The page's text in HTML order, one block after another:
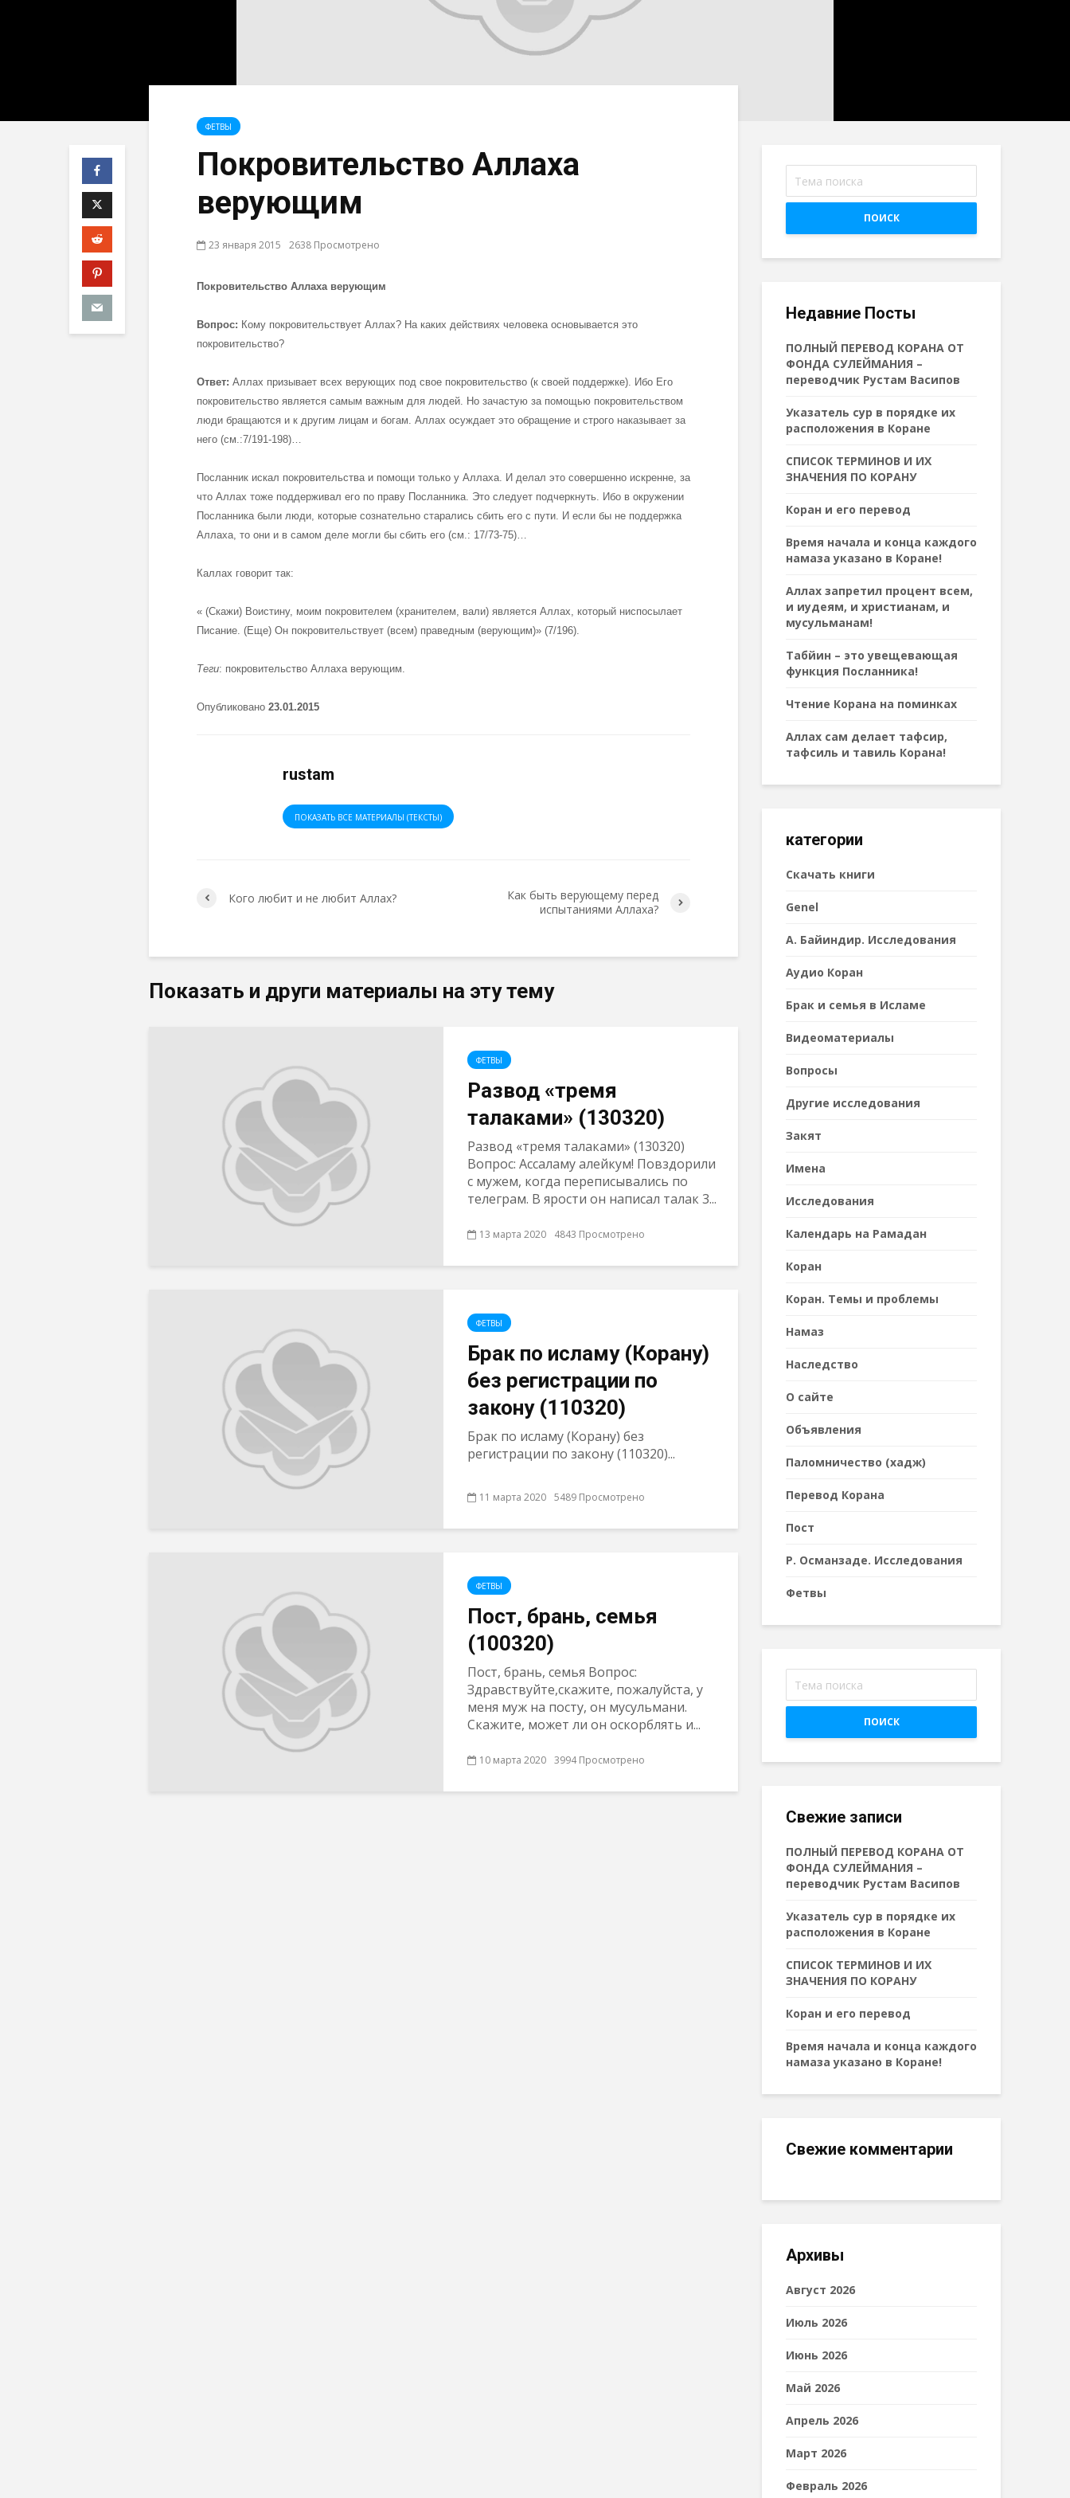
ФЕТВЫ
Покровительство Аллаха
верующим
23 января 2015 2638 Просмотрено
Покровительство Аллаха верующим
Вопрос: Кому покровительствует Аллах? На каких действиях человека основывается это
покровительство?
Ответ: Аллах призывает всех верующих под свое покровительство (к своей поддержке). Ибо Его
покровительство является самым важным для людей. Но зачастую за помощью покровительством
люди бращаются и к другим лицам и богам. Аллах осуждает это обращение и строго наказывает за
него (см.:7/191-198)…
Посланник искал покровительства и помощи только у Аллаха. И делал это совершенно искренне, за
что Аллах тоже поддерживал его по праву Посланника. Это следует подчеркнуть. Ибо в окружении
Посланника были люди, которые сознательно старались сбить его с пути. И если бы не поддержка
Аллаха, то они и в самом деле могли бы сбить его (см.: 17/73-75)…
Каллах говорит так:
« (Скажи) Воистину, моим покровителем (хранителем, вали) является Аллах, который ниспосылает
Писание. (Еще) Он покровительствует (всем) праведным (верующим)» (7/196).
Теги: покровительство Аллаха верующим.
Опубликовано 23.01.2015
rustam
ПОКАЗАТЬ ВСЕ МАТЕРИАЛЫ (ТЕКСТЫ)
Кого любит и не любит Аллах?
Как быть верующему перед
испытаниями Аллаха?
Показать и други материалы на эту тему
ФЕТВЫ
Развод «тремя
талаками» (130320)
Развод «тремя талаками» (130320)
Вопрос: Ассаламу алейкум! Повздорили
с мужем, когда переписывались по
телеграм. В ярости он написал талак 3...
13 марта 2020 4843 Просмотрено
ФЕТВЫ
Брак по исламу (Корану)
без регистрации по
закону (110320)
Брак по исламу (Корану) без
регистрации по закону (110320)...
11 марта 2020 5489 Просмотрено
ФЕТВЫ
Пост, брань, семья
(100320)
Пост, брань, семья Вопрос:
Здравствуйте,скажите, пожалуйста, у
меня муж на посту, он мусульмани.
Скажите, может ли он оскорблять и...
10 марта 2020 3994 Просмотрено
ПОИСК
Недавние Посты
ПОЛНЫЙ ПЕРЕВОД КОРАНА ОТ
ФОНДА СУЛЕЙМАНИЯ –
переводчик Рустам Васипов
Указатель сур в порядке их
расположения в Коране
СПИСОК ТЕРМИНОВ И ИХ
ЗНАЧЕНИЯ ПО КОРАНУ
Коран и его перевод
Время начала и конца каждого
намаза указано в Коране!
Аллах запретил процент всем,
и иудеям, и христианам, и
мусульманам!
Табйин – это увещевающая
функция Посланника!
Чтение Корана на поминках
Аллах сам делает тафсир,
тафсиль и тавиль Корана!
категории
Cкачать книги
Genel
А. Байиндир. Исследования
Аудио Коран
Брак и семья в Исламе
Видеоматериалы
Вопросы
Другие исследования
Закят
Имена
Исследования
Календарь на Рамадан
Коран
Коран. Темы и проблемы
Намаз
Наследствo
О сайте
Объявления
Паломничество (хадж)
Перевод Корана
Пост
Р. Османзаде. Исследования
Фетвы
ПОИСК
Свежие записи
ПОЛНЫЙ ПЕРЕВОД КОРАНА ОТ
ФОНДА СУЛЕЙМАНИЯ –
переводчик Рустам Васипов
Указатель сур в порядке их
расположения в Коране
СПИСОК ТЕРМИНОВ И ИХ
ЗНАЧЕНИЯ ПО КОРАНУ
Коран и его перевод
Время начала и конца каждого
намаза указано в Коране!
Свежие комментарии
Архивы
Август 2026
Июль 2026
Июнь 2026
Май 2026
Апрель 2026
Март 2026
Февраль 2026